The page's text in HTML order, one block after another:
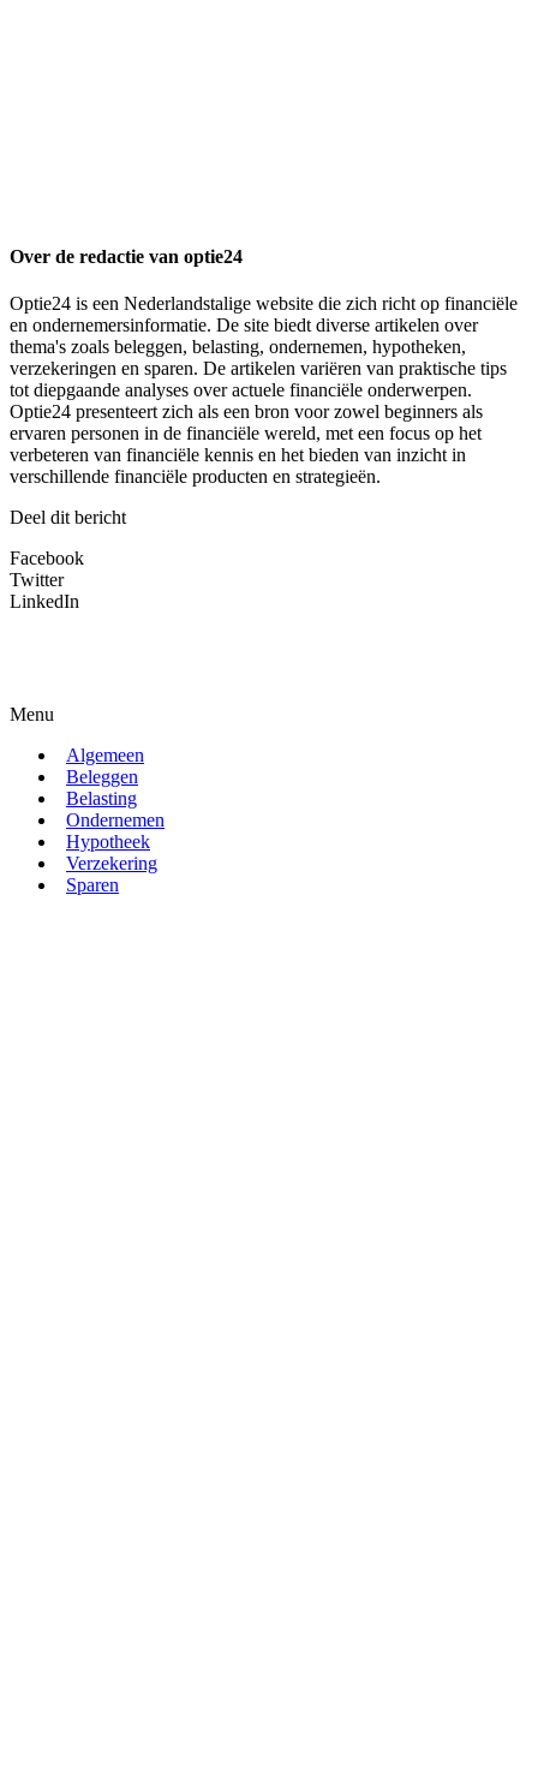
Over de redactie van optie24
Optie24 is een Nederlandstalige website die zich richt op financiële
en ondernemersinformatie. De site biedt diverse artikelen over
thema's zoals beleggen, belasting, ondernemen, hypotheken,
verzekeringen en sparen. De artikelen variëren van praktische tips
tot diepgaande analyses over actuele financiële onderwerpen.
Optie24 presenteert zich als een bron voor zowel beginners als
ervaren personen in de financiële wereld, met een focus op het
verbeteren van financiële kennis en het bieden van inzicht in
verschillende financiële producten en strategieën.
Deel dit bericht
Facebook
Twitter
LinkedIn
Menu
Algemeen
Beleggen
Belasting
Ondernemen
Hypotheek
Verzekering
Sparen